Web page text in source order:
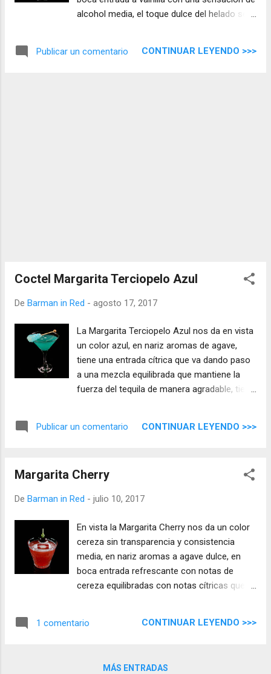
alcohol media, el toque dulce del helado se
Publicar un comentario CONTINUAR LEYENDO >>>
Coctel Margarita Terciopelo Azul
De Barman in Red - agosto 17, 2017
La Margarita Terciopelo Azul nos da en vista
un color azul, en nariz aromas de agave,
tiene una entrada cítrica que va dando paso
a una mezcla equilibrada que mantiene la
fuerza del tequila de manera agradable, tiene
Publicar un comentario CONTINUAR LEYENDO >>>
Margarita Cherry
De Barman in Red - julio 10, 2017
En vista la Margarita Cherry nos da un color
cereza sin transparencia y consistencia
media, en nariz aromas a agave dulce, en
boca entrada refrescante con notas de
cereza equilibradas con notas cítricas que
1 comentario CONTINUAR LEYENDO >>>
MÁS ENTRADAS